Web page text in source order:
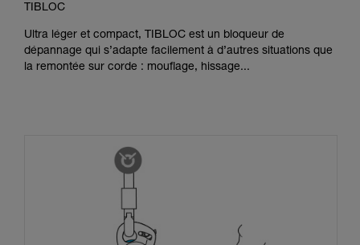
TIBLOC
Ultra léger et compact, TIBLOC est un bloqueur de
dépannage qui s’adapte facilement à d’autres situations que
la remontée sur corde : mouflage, hissage...